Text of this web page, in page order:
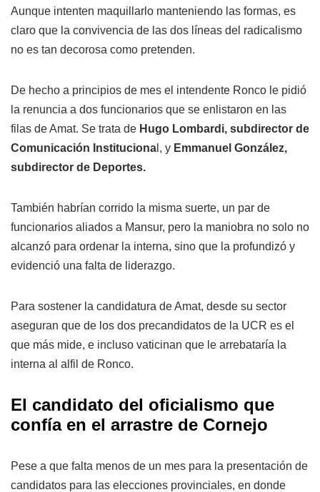
Aunque intenten maquillarlo manteniendo las formas, es
claro que la convivencia de las dos líneas del radicalismo
no es tan decorosa como pretenden.
De hecho a principios de mes el intendente Ronco le pidió
la renuncia a dos funcionarios que se enlistaron en las
filas de Amat. Se trata de Hugo Lombardi, subdirector de
Comunicación Instituciona l, y Emmanuel González,
subdirector de Deportes.
También habrían corrido la misma suerte, un par de
funcionarios aliados a Mansur, pero la maniobra no solo no
alcanzó para ordenar la interna, sino que la profundizó y
evidenció una falta de liderazgo.
Para sostener la candidatura de Amat, desde su sector
aseguran que de los dos precandidatos de la UCR es el
que más mide, e incluso vaticinan que le arrebataría la
interna al alfil de Ronco.
El candidato del oficialismo que
confía en el arrastre de Cornejo
Pese a que falta menos de un mes para la presentación de
candidatos para las elecciones provinciales, en donde